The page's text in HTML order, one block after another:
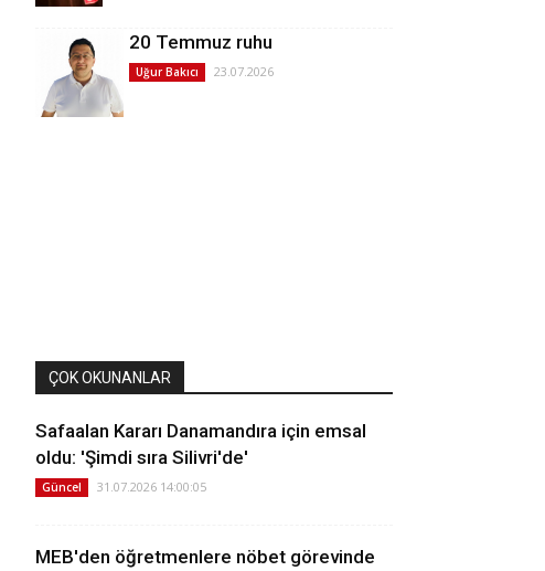
20 Temmuz ruhu
Uğur Bakıcı 23.07.2026
ÇOK OKUNANLAR
Safaalan Kararı Danamandıra için emsal
oldu: 'Şimdi sıra Silivri'de'
Güncel 31.07.2026 14:00:05
MEB'den öğretmenlere nöbet görevinde